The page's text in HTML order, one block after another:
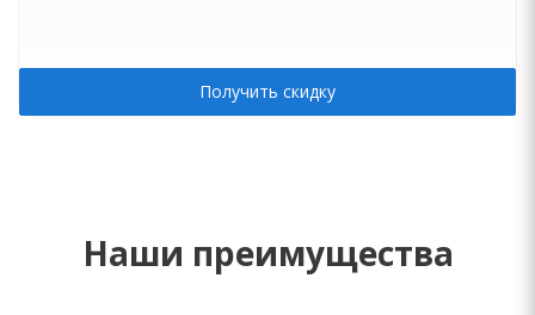
Получить скидку
Наши преимущества